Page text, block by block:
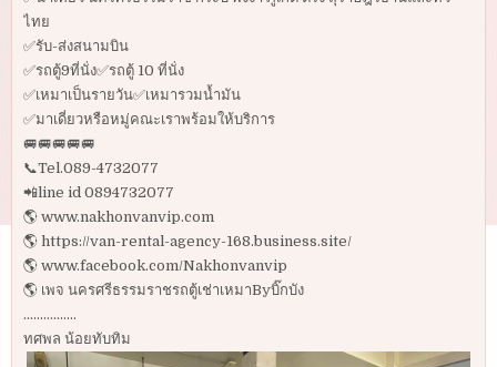
ไทย
✅รับ-ส่งสนามบิน
✅รถตู้9ที่นั่ง✅รถตู้ 10 ที่นั่ง
✅เหมาเป็นรายวัน✅เหมารวมน้ำมัน
✅มาเดี่ยวหรือหมู่คณะเราพร้อมให้บริการ
🚐🚐🚐🚐🚐
📞Tel.089-4732077
📲line id 0894732077
🌎 www.nakhonvanvip.com
🌎 https://van-rental-agency-168.business.site/
🌎 www.facebook.com/Nakhonvanvip
🌎 เพจ นครศรีธรรมราชรถตู้เช่าเหมาByบิ๊กบัง
................
ทศพล น้อยทับทิม